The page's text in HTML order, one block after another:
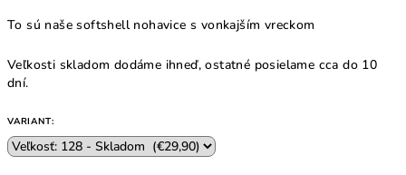
To sú naše softshell nohavice s vonkajším vreckom
Veľkosti skladom dodáme ihneď, ostatné posielame cca do 10
dní.
VARIANT: